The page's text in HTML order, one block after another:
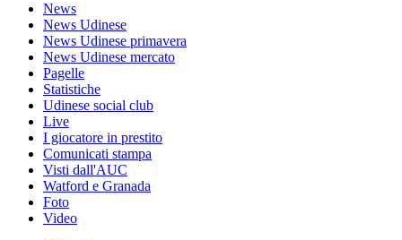
News
News Udinese
News Udinese primavera
News Udinese mercato
Pagelle
Statistiche
Udinese social club
Live
I giocatore in prestito
Comunicati stampa
Visti dall'AUC
Watford e Granada
Foto
Video